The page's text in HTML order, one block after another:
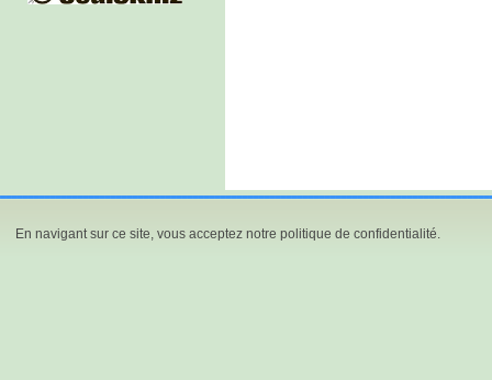
En navigant sur ce site, vous acceptez notre politique de confidentialité.